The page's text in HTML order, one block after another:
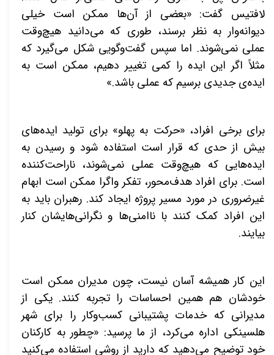
لافتیس گفت: «بعضی از آن‌ها ممکن است خیلی
دیوانه‌وار به نظر برسند، طوری که می‌دانید هیچ‌وقت
عملی نمی‌شوند. اما سپس گفت‌وگویی شکل می‌گیرد که
مثلاً اگر این ایده را کمی تغییر دهیم، ممکن است به
ایده‌ی جدیدی برسیم که عملی باشد.»
برای برخی افراد، «حرکت به پهلو» برای تولید ایده‌های
بیش از حدی که قرار است استفاده شود و رسیدن به
ایده‌هایی که هیچ‌وقت عملی نمی‌شوند، ناراحت‌کننده
است. برای افراد هدف‌محور، تفکر واگرا ممکن است ابهام
غیرضروری در مورد مسیر پروژه ایجاد کند. رهبران باید به
این افراد کمک کنند با ناامنی‌ها و نگرانی‌هایشان کنار
بیایند.
این کار همیشه آسان نیست، چون مدیران ممکن است
خودشان هم همین احساسات را تجربه کنند. یکی از
مدیرانی که خدمات پشتیبانی کسب‌وکار را برای شهر
هلسینکی اداره می‌کرد، از ما پرسید: «چطور به کارکنان
خود توضیح می‌دهید که دارید از روشی استفاده می‌کنید